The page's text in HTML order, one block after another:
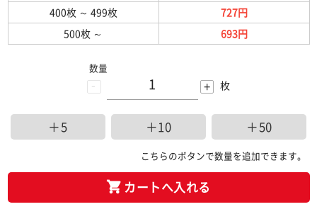
400枚 ～ 499枚
727円
500枚 ～ 693円
-
数量
+ 枚
＋5 ＋10 ＋50
こちらのボタンで数量を追加できます。
カートへ入れる